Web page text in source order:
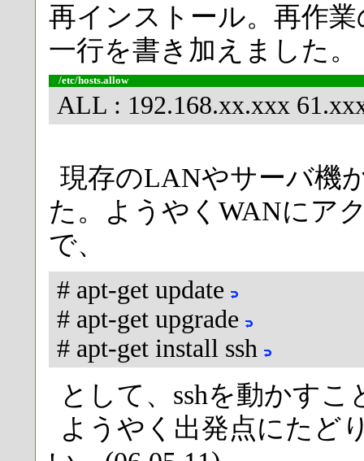
再インストール。再作業
一行を書き加えました。
/etc/hosts.allow
ALL : 192.168.xx.xxx
現存のLANやサーバ機
た。ようやくWANにア
で、
# apt-get update
# apt-get upgrade
# apt-get install ssh
として、sshを動かす
ようやく出発点にたど